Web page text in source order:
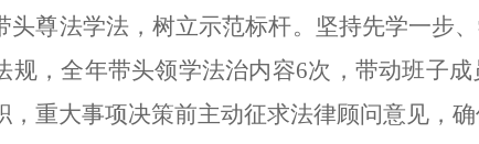
头尊法学法，树立示范标杆。坚持先学一步
规，全年带头领学法治内容6次，带动班子
，重大事项决策前主动征求法律顾问意见，确